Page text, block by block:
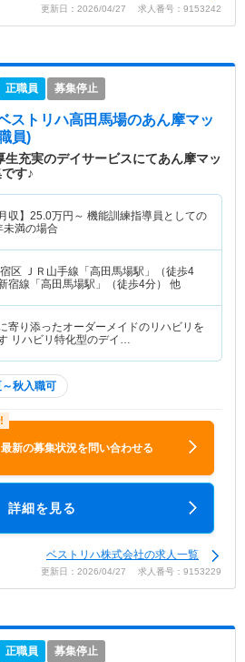
更新日：2026/04/27 求人番号：9153242
正職員 募集停止
ストリハ高田馬場のあん摩マッ
員)
生充実のデイサービスにてあん摩マッ
す♪
収】 25.0万円～ 機能訓練指導員としての
未満の場合
区 ＪＲ山手線「高田馬場駅」（徒歩4
宿線「高田馬場駅」（徒歩4分） 他
寄り添ったオーダーメイドのリハビリを
リハビリ特化型のデイ…
秋入職可
最新の募集状況を問い合わせる
詳細を見る
ベストリハ株式会社の求人一覧
更新日：2026/04/27 求人番号：9153229
正職員 募集停止